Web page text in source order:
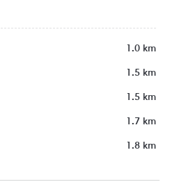
1.0 km
1.5 km
1.5 km
1.7 km
1.8 km